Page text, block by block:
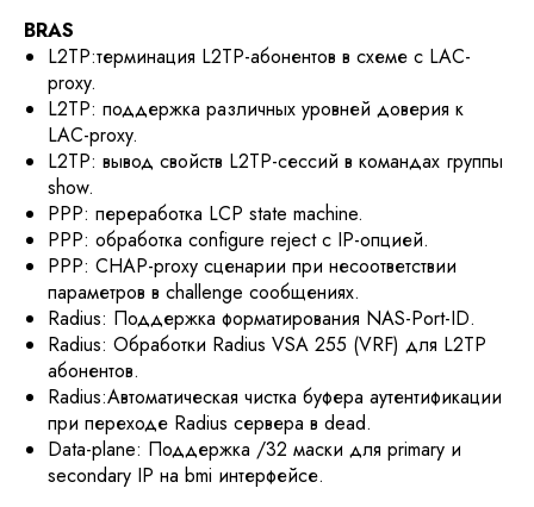
BRAS
L2TP:терминация L2TP-абонентов в схеме с LAC-
proxy.
L2TP: поддержка различных уровней доверия к
LAC-proxy.
L2TP: вывод свойств L2TP-сессий в командах группы
show.
PPP: переработка LCP state machine.
PPP: обработка configure reject с IP-опцией.
PPP: CHAP-proxy сценарии при несоответствии
параметров в challenge сообщениях.
Radius: Поддержка форматирования NAS-Port-ID.
Radius: Обработки Radius VSA 255 (VRF) для L2TP
абонентов.
Radius:Автоматическая чистка буфера аутентификации
при переходе Radius сервера в dead.
Data-plane: Поддержка /32 маски для primary и
secondary IP на bmi интерфейсе.